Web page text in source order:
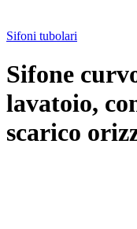
Sifoni tubolari
Sifone
lavatoio,
scarico